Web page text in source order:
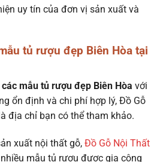
uy tín của đơn vị sản xuất và
tủ rượu đẹp Biên Hòa tại
các mẫu tủ rượu đẹp Biên Hòa với
ổn định và chi phí hợp lý, Đồ Gỗ
địa chỉ bạn có thể tham khảo.
xuất nội thất gỗ, Đồ Gỗ Nội Thất
mẫu tủ rượu được gia công